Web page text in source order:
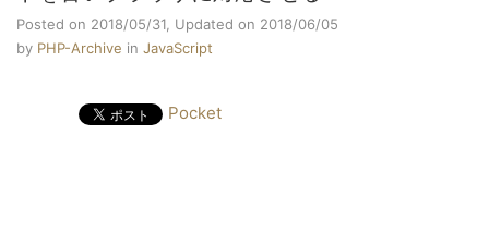
Posted on 2018/05/31, Updated on 2018/06/05
by PHP-Archive in JavaScript
Pocket